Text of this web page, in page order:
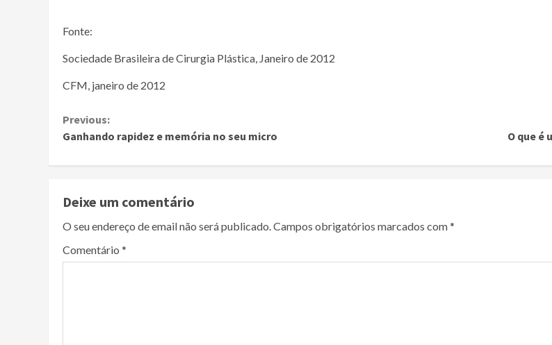
Fonte:
Sociedade Brasileira de Cirurgia Plástica, Janeiro de 2012
CFM, janeiro de 2012
Continue
Reading
Previous:
Ganhando rapidez e memória no seu micro
O que é
Deixe um comentário
O seu endereço de email não será publicado.Campos obrigatórios marcados com*
Comentário *